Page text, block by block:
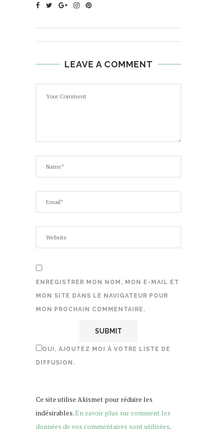
LEAVE A COMMENT
ENREGISTRER MON NOM, MON E-MAIL ET
MON SITE DANS LE NAVIGATEUR POUR
MON PROCHAIN COMMENTAIRE.
OUI, AJOUTEZ MOI À VOTRE LISTE DE
DIFFUSION.
Ce site utilise Akismet pour réduire les
indésirables.En savoir plus sur comment les
données de vos commentaires sont utilisées.